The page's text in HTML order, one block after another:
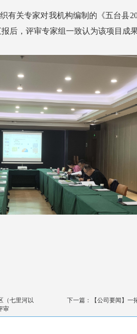
有关专家对我机构编制的 《五台县
报后，评审专家组一致认为该项目 成
（七里河以
审
下一篇：【公司要闻】一